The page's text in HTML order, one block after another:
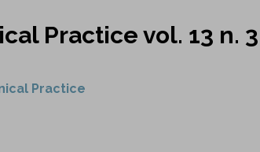
Practice vol. 13 n. 3
Practice